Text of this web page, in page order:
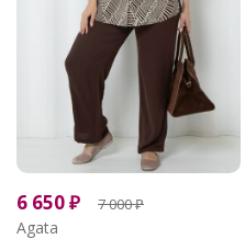
6 650₽ 7 000₽
Agata